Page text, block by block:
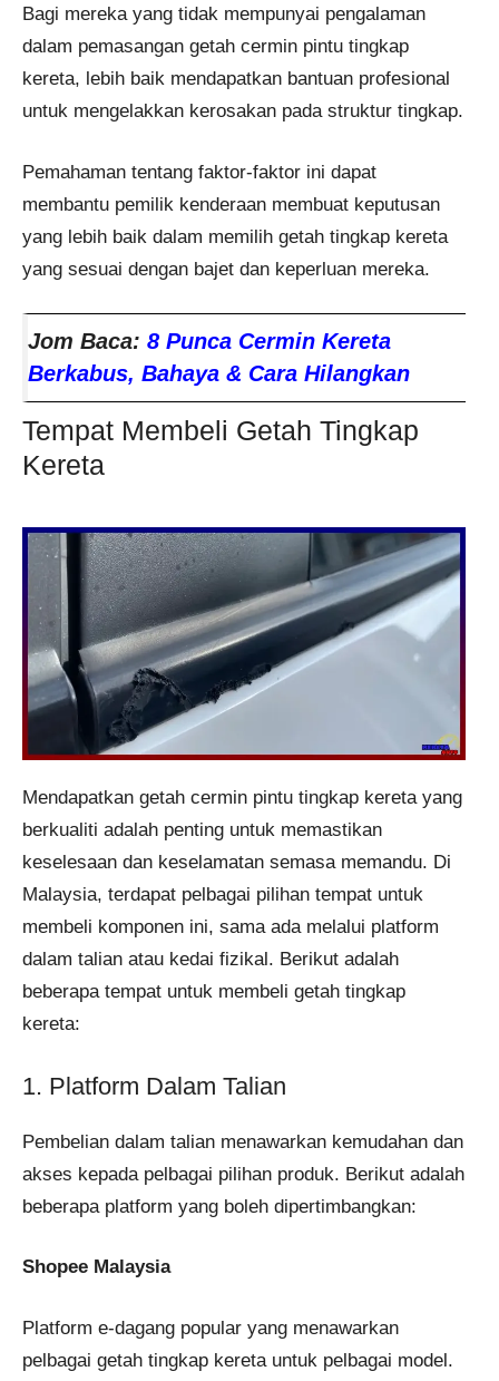
Bagi mereka yang tidak mempunyai pengalaman
dalam pemasangan getah cermin pintu tingkap
kereta, lebih baik mendapatkan bantuan profesional
untuk mengelakkan kerosakan pada struktur tingkap.
Pemahaman tentang faktor-faktor ini dapat
membantu pemilik kenderaan membuat keputusan
yang lebih baik dalam memilih getah tingkap kereta
yang sesuai dengan bajet dan keperluan mereka.
Jom Baca: 8 Punca Cermin Kereta
Berkabus, Bahaya & Cara Hilangkan
Tempat Membeli Getah Tingkap
Kereta
Mendapatkan getah cermin pintu tingkap kereta yang
berkualiti adalah penting untuk memastikan
keselesaan dan keselamatan semasa memandu. Di
Malaysia, terdapat pelbagai pilihan tempat untuk
membeli komponen ini, sama ada melalui platform
dalam talian atau kedai fizikal. Berikut adalah
beberapa tempat untuk membeli getah tingkap
kereta:
1. Platform Dalam Talian
Pembelian dalam talian menawarkan kemudahan dan
akses kepada pelbagai pilihan produk. Berikut adalah
beberapa platform yang boleh dipertimbangkan:
Shopee Malaysia
Platform e-dagang popular yang menawarkan
pelbagai getah tingkap kereta untuk pelbagai model.